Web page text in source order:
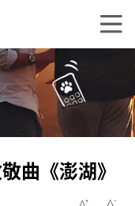
曲《澎湖》